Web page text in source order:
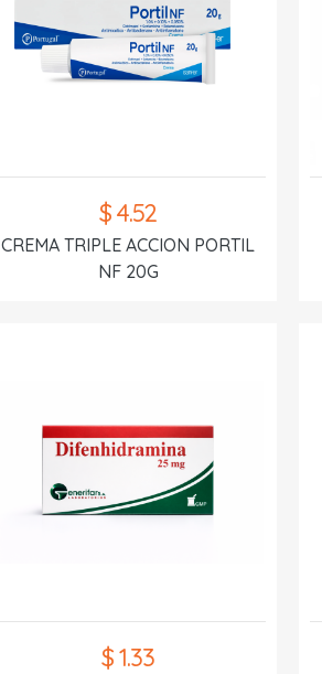
$ 4.52
CREMA TRIPLE ACCION PORTIL
NF 20G
$ 1.33